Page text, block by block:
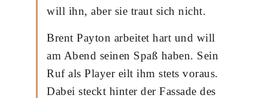
will ihn, aber sie traut sich nicht.
Brent Payton arbeitet hart und will
am Abend seinen Spaß haben. Sein
Ruf als Player eilt ihm stets voraus.
Dabei steckt hinter der Fassade des